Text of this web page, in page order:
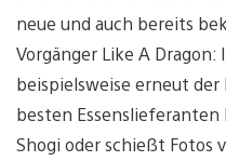
neue und auch bereits
Vorgänger Like A
beispielsweise erneut
besten Essenslieferanten
Shogi oder schießt Fotos